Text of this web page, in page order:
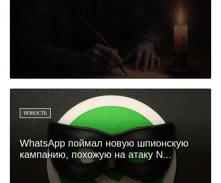
НОВОСТЬ
WhatsApp поймал новую шпионскую
кампанию, похожую на атаку N...